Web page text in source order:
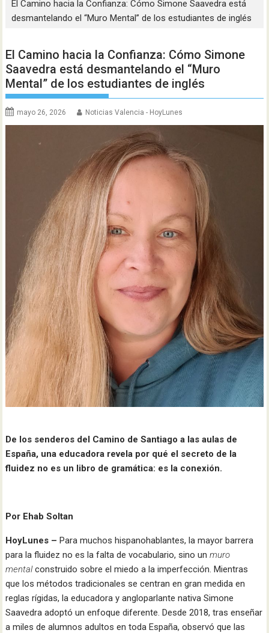
El Camino hacia la Confianza: Cómo Simone Saavedra está
desmantelando el “Muro Mental” de los estudiantes de inglés
El Camino hacia la Confianza: Cómo Simone
Saavedra está desmantelando el “Muro
Mental” de los estudiantes de inglés
mayo 26, 2026 Noticias Valencia - HoyLunes
De los senderos del Camino de Santiago a las aulas de
España, una educadora revela por qué el secreto de la
fluidez no es un libro de gramática: es la conexión.
Por Ehab Soltan
HoyLunes – Para muchos hispanohablantes, la mayor barrera
para la fluidez no es la falta de vocabulario, sino unmuro
mentalconstruido sobre el miedo a la imperfección. Mientras
que los métodos tradicionales se centran en gran medida en
reglas rígidas, la educadora y angloparlante nativa Simone
Saavedra adoptó un enfoque diferente. Desde 2018, tras enseñar
a miles de alumnos adultos en toda España, observó que las